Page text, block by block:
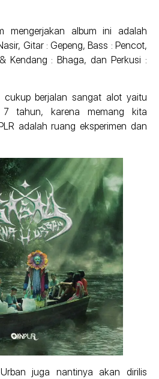
mengerjakan album ini adalah
Gitar : Gepeng, Bass : Pencot,
Kendang : Bhaga, dan Perkusi :
cukup berjalan sangat alot yaitu
tahun, karena memang kita
adalah ruang eksperimen dan
juga nantinya akan dirilis